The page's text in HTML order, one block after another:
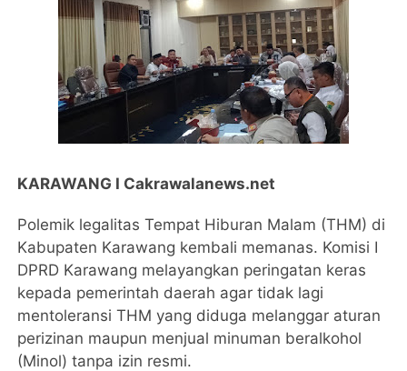
KARAWANG I Cakrawalanews.net
Polemik legalitas Tempat Hiburan Malam (THM) di
Kabupaten Karawang kembali memanas. Komisi I
DPRD Karawang melayangkan peringatan keras
kepada pemerintah daerah agar tidak lagi
mentoleransi THM yang diduga melanggar aturan
perizinan maupun menjual minuman beralkohol
(Minol) tanpa izin resmi.